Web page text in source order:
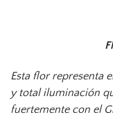
Esta flor representa
y total iluminación
fuertemente con el